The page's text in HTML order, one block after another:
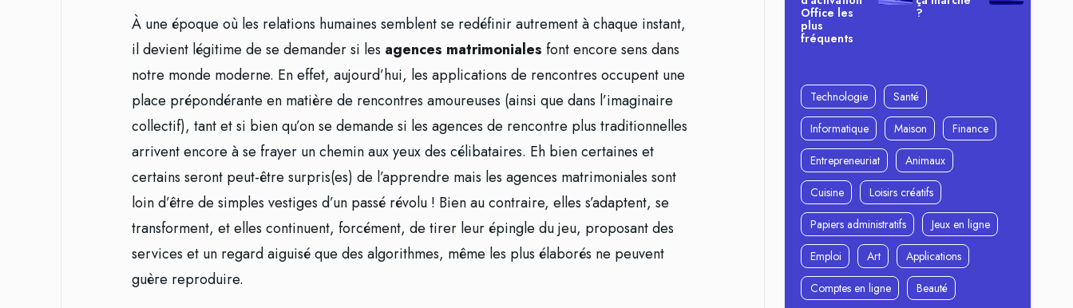
À une époque où les relations humaines semblent se redéfinir autrement à chaque instant,
il devient légitime de se demander si les agences matrimoniales font encore sens dans
notre monde moderne. En effet, aujourd’hui, les applications de rencontres occupent une
place prépondérante en matière de rencontres amoureuses (ainsi que dans l’imaginaire
collectif), tant et si bien qu’on se demande si les agences de rencontre plus traditionnelles
arrivent encore à se frayer un chemin aux yeux des célibataires. Eh bien certaines et
certains seront peut-être surpris(es) de l’apprendre mais les agences matrimoniales sont
loin d’être de simples vestiges d’un passé révolu ! Bien au contraire, elles s’adaptent, se
transforment, et elles continuent, forcément, de tirer leur épingle du jeu, proposant des
services et un regard aiguisé que des algorithmes, même les plus élaborés ne peuvent
guère reproduire.
Office les
plus
fréquents
?
Technologie
Santé
Informatique
Maison
Finance
Entrepreneuriat
Animaux
Cuisine
Loisirs créatifs
Papiers administratifs
Jeux en ligne
Emploi
Art
Applications
Comptes en ligne
Beauté